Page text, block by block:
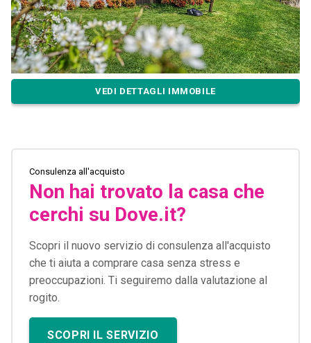
VEDI DETTAGLI IMMOBILE
Consulenza all'acquisto
Non hai trovato la casa che
cerchi su Dove.it?
Scopri il nuovo servizio di consulenza all'acquisto
che ti aiuta a comprare casa senza stress e
preoccupazioni. Ti seguiremo dalla valutazione al
rogito.
SCOPRI IL SERVIZIO